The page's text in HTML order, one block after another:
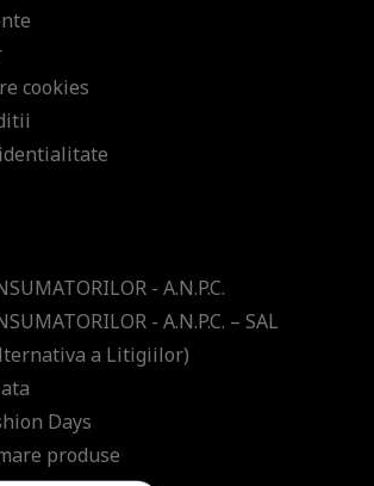
cookies
- A.N.P.C.
- A.N.P.C. – SAL
a Litigiilor)
Days
produse